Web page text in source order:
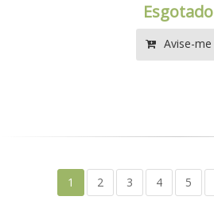
Esgotado
Avise-me
1 2 3 4 5